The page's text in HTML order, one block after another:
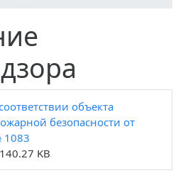
объекта
безопасности от
1083
KB